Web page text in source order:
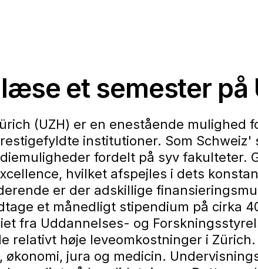
et semester
(UZH) er en enestående
institutioner. Som
fordelt på syv fakulteter.
hvilket afspejles i dets
er der adskillige
et månedligt stipendium på cirka
fra Uddannelses- og
relativt høje leveomkostninger i
økonomi, jura og medicin.